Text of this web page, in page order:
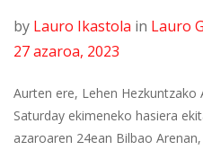
by Lauro Ikastola in Lauro
27 azaroa, 2023
Aurten ere, Lehen Hezkuntzako
Saturday ekimeneko hasiera
azaroaren 24ean Bilbao